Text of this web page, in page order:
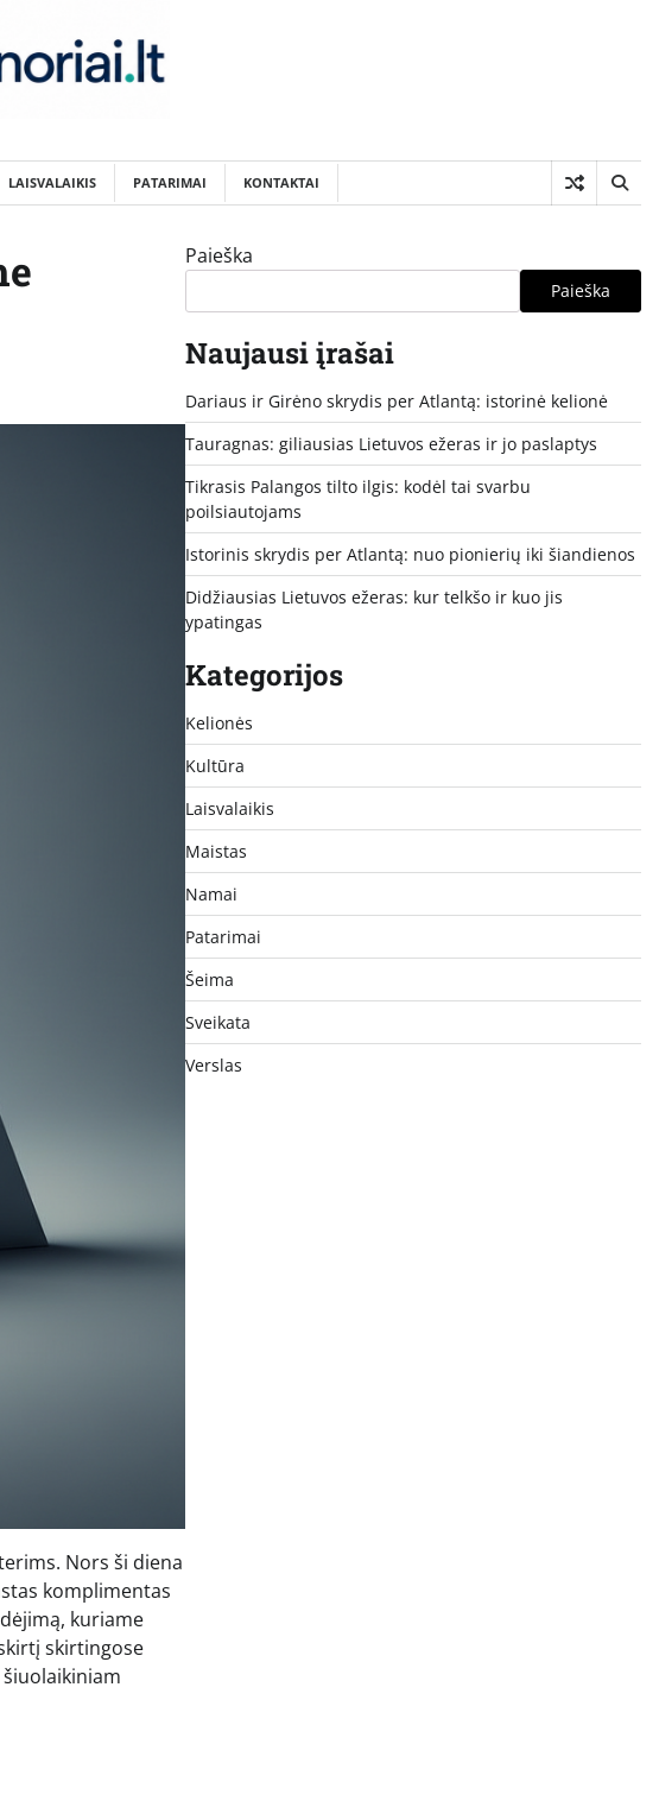
LAISVALAIKIS PATARIMAI KONTAKTAI
Nors ši diena
komplimentas
kuriame
skirtingose
Paieška
Paieška
Naujausi įrašai
Dariaus ir Girėno skrydis per Atlantą: istorinė kelionė
Tauragnas: giliausias Lietuvos ežeras ir jo paslaptys
Tikrasis Palangos tilto ilgis: kodėl tai svarbu
poilsiautojams
Istorinis skrydis per Atlantą: nuo pionierių iki šiandienos
Didžiausias Lietuvos ežeras: kur telkšo ir kuo jis
ypatingas
Kategorijos
Kelionės
Kultūra
Laisvalaikis
Maistas
Namai
Patarimai
Šeima
Sveikata
Verslas